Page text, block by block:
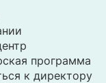
программа
к директору